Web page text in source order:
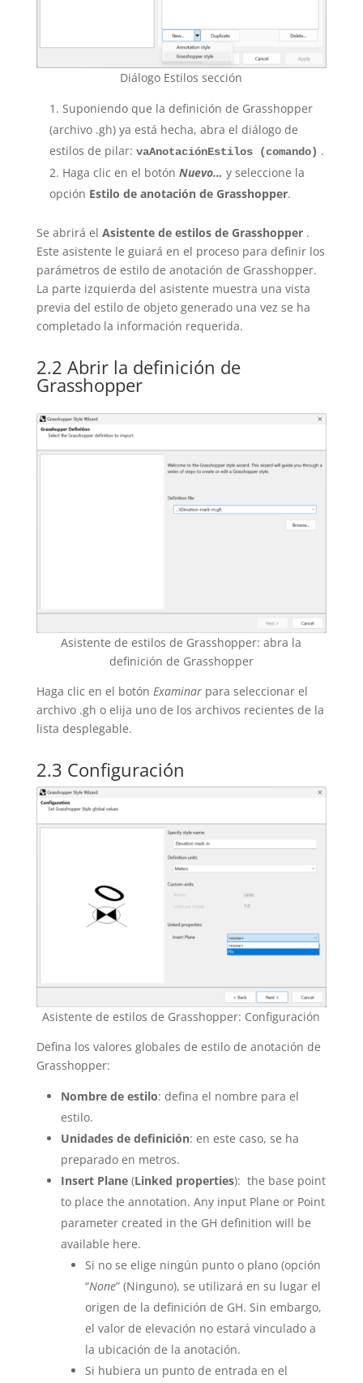
Diálogo Estilos sección
Suponiendo que la definición de Grasshopper
(archivo .gh) ya está hecha, abra el diálogo de
estilos de pilar: vaAnotaciónEstilos (comando) .
Haga clic en el botón Nuevo… y seleccione la
opción Estilo de anotación de Grasshopper.
Se abrirá el Asistente de estilos de Grasshopper .
Este asistente le guiará en el proceso para definir los
parámetros de estilo de anotación de Grasshopper.
La parte izquierda del asistente muestra una vista
previa del estilo de objeto generado una vez se ha
completado la información requerida.
2.2 Abrir la definición de
Grasshopper
Asistente de estilos de Grasshopper: abra la
definición de Grasshopper
Haga clic en el botón Examinarpara seleccionar el
archivo .gh o elija uno de los archivos recientes de la
lista desplegable.
2.3 Configuración
Asistente de estilos de Grasshopper: Configuración
Defina los valores globales de estilo de anotación de
Grasshopper:
Nombre de estilo: defina el nombre para el
estilo.
Unidades de definición: en este caso, se ha
preparado en metros.
Insert Plane(Linked properties): the base point
to place the annotation. Any input Plane or Point
parameter created in the GH definition will be
available here.
Si no se elige ningún punto o plano (opción
“None” (Ninguno), se utilizará en su lugar el
origen de la definición de GH. Sin embargo,
el valor de elevación no estará vinculado a
la ubicación de la anotación.
Si hubiera un punto de entrada en el